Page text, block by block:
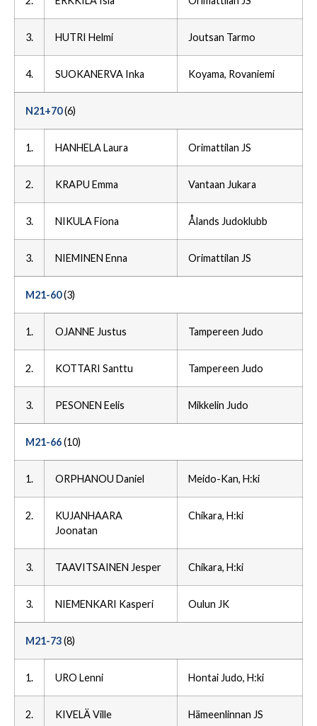
3. HUTRI Helmi Joutsan Tarmo
4. SUOKANERVA Inka Koyama, Rovaniemi
N21+70(6)
1. HANHELA Laura Orimattilan JS
2. KRAPU Emma Vantaan Jukara
3. NIKULA Fiona Ålands Judoklubb
3. NIEMINEN Enna Orimattilan JS
M21-60(3)
1. OJANNE Justus Tampereen Judo
2. KOTTARI Santtu Tampereen Judo
3. PESONEN Eelis Mikkelin Judo
M21-66(10)
1. ORPHANOU Daniel Meido-Kan, H:ki
2.
KUJANHAARA
Joonatan
Chikara, H:ki
3. TAAVITSAINEN Jesper Chikara, H:ki
3. NIEMENKARI Kasperi Oulun JK
M21-73(8)
1. URO Lenni Hontai Judo, H:ki
2. KIVELÄ Ville Hämeenlinnan JS